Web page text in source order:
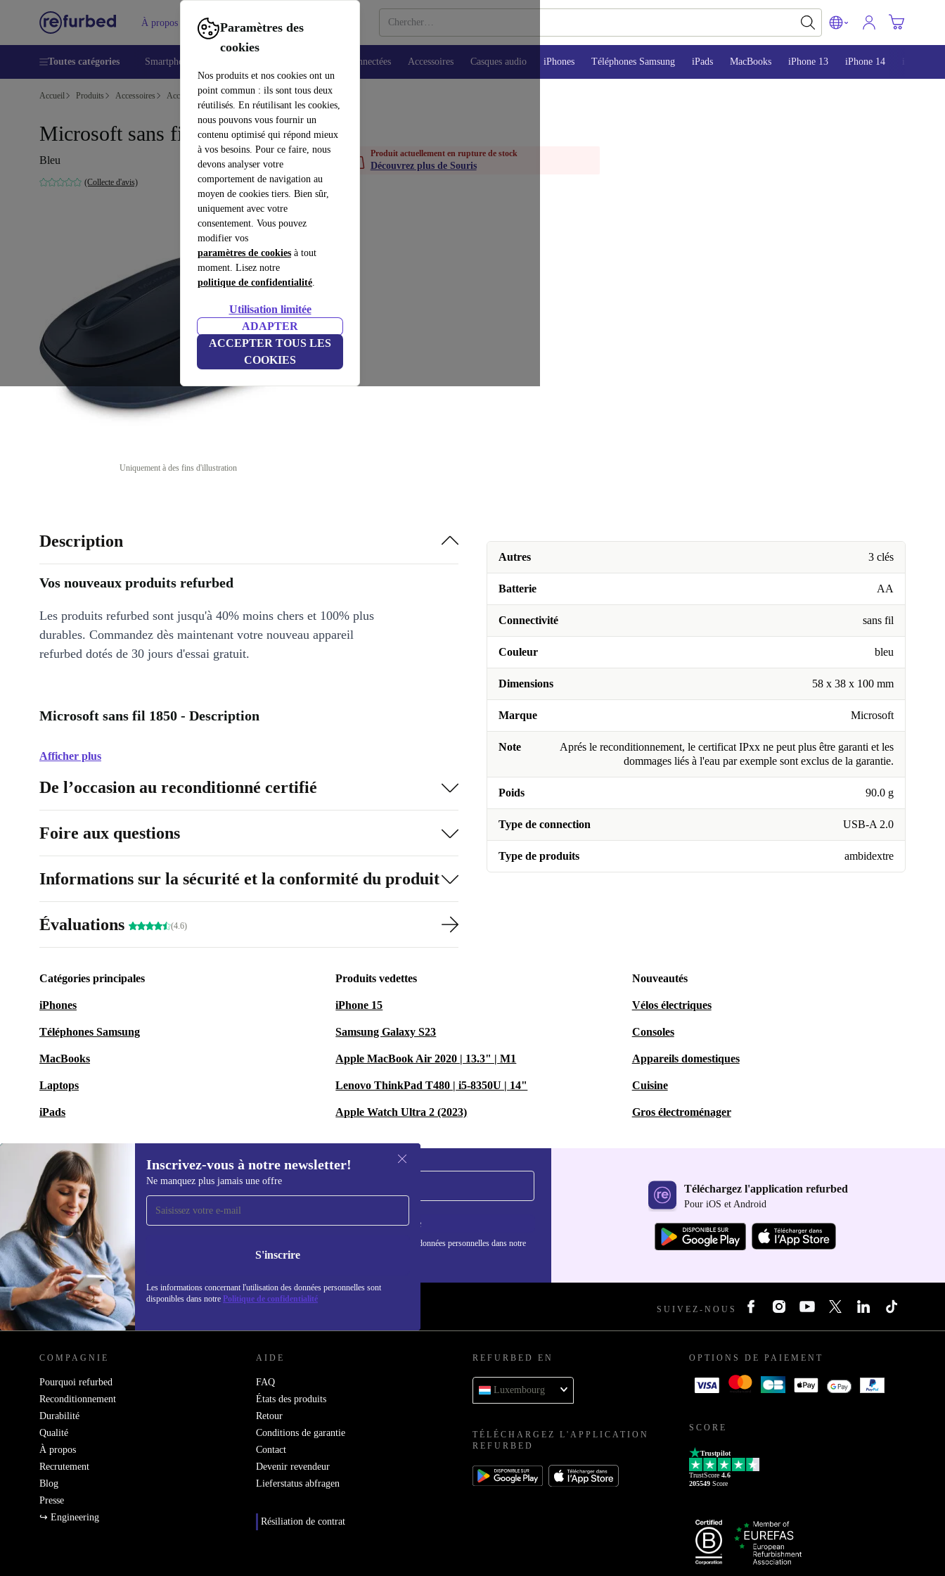
Paramètres des
cookies
Nos produits et nos cookies ont un
point commun : ils sont tous deux
réutilisés. En réutilisant les cookies,
nous pouvons vous fournir un
contenu optimisé qui répond mieux
à vos besoins. Pour ce faire, nous
devons analyser votre
comportement de navigation au
moyen de cookies tiers. Bien sûr,
uniquement avec votre
consentement. Vous pouvez
modifier vos
paramètres de cookies à tout
moment. Lisez notre
politique de confidentialité.
Utilisation limitée
ADAPTER
ACCEPTER TOUS LES
COOKIES
À propos Aide
Toutes catégories Smartphones Montres connectées Accessoires Casques audio iPhones Téléphones Samsung iPads MacBooks iPhone 13 iPhone 14 iPhone 15
Accueil Produits Accessoires Accessoires Ordinateur Souris
Microsoft sans fil 1850
Bleu
(Collecte d'avis)
Uniquement à des fins d'illustration
Produit actuellement en rupture de stock
Découvrez plus de Souris
Autres 3 clés
Batterie AA
Connectivité sans fil
Couleur bleu
Dimensions 58 x 38 x 100 mm
Marque Microsoft
Note
Aprés le reconditionnement, le certificat IPxx ne peut plus être garanti et les
dommages liés à l'eau par exemple sont exclus de la garantie.
Poids 90.0 g
Type de connection USB-A 2.0
Type de produits ambidextre
Description
Vos nouveaux produits refurbed
Les produits refurbed sont jusqu'à 40% moins chers et 100% plus
durables. Commandez dès maintenant votre nouveau appareil
refurbed dotés de 30 jours d'essai gratuit.
Microsoft sans fil 1850 - Description
Afficher plus
De l’occasion au reconditionné certifié
Foire aux questions
Informations sur la sécurité et la conformité du produit
Évaluations (4.6)
Catégories principales
iPhones
Téléphones Samsung
MacBooks
Laptops
iPads
Produits vedettes
iPhone 15
Samsung Galaxy S23
Apple MacBook Air 2020 | 13.3" | M1
Lenovo ThinkPad T480 | i5-8350U | 14"
Apple Watch Ultra 2 (2023)
Nouveautés
Vélos électriques
Consoles
Appareils domestiques
Cuisine
Gros électroménager
Inscrivez-vous à notre newsletter!
Ne manquez plus jamais une offre
S'inscrire
Les informations concernant l'utilisation des données personnelles sont
disponibles dans notre Politique de confidentialité
Recevoir offres et infos de
refurbed par mail
Ne manquez plus aucune offre.
S'inscrire
Retrouvez les informations sur l'utilisation des données personnelles dans notre
politique de confidentialité
Téléchargez l'application refurbed
Pour iOS et Android
REFURBED LUXEMBOURG - RETHINK NEW. SUIVEZ-NOUS
COMPAGNIE
Pourquoi refurbed
Reconditionnement
Durabilité
Qualité
À propos
Recrutement
Blog
Presse
↪ Engineering
AIDE
FAQ
États des produits
Retour
Conditions de garantie
Contact
Devenir revendeur
Lieferstatus abfragen
Résiliation de contrat
REFURBED EN
Luxembourg
TÉLÉCHARGEZ L'APPLICATION
REFURBED
OPTIONS DE PAIEMENT
SCORE
Trustpilot
TrustScore 4.6
205549 Score